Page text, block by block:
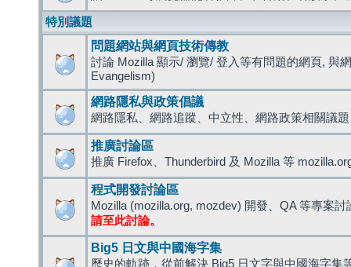
特別議題
問題網站與網頁技術傳教
討論 Mozilla 顯示/ 瀏覽/ 登入等有問題的網頁, 與
Evangelism)
網路隱私與政策倡議
網路隱私、網路追蹤、中立性、網路政策相關議題
推廣討論區
推廣 Firefox、Thunderbird 及 Mozilla 等
程式開發討論區
Mozilla (mozilla.org, mozdev) 開發、QA 等專案討
請至此討論。
Big5 日文與中國海字集
歷史的軌跡，從前解決 Big5 日文字與中國海字集